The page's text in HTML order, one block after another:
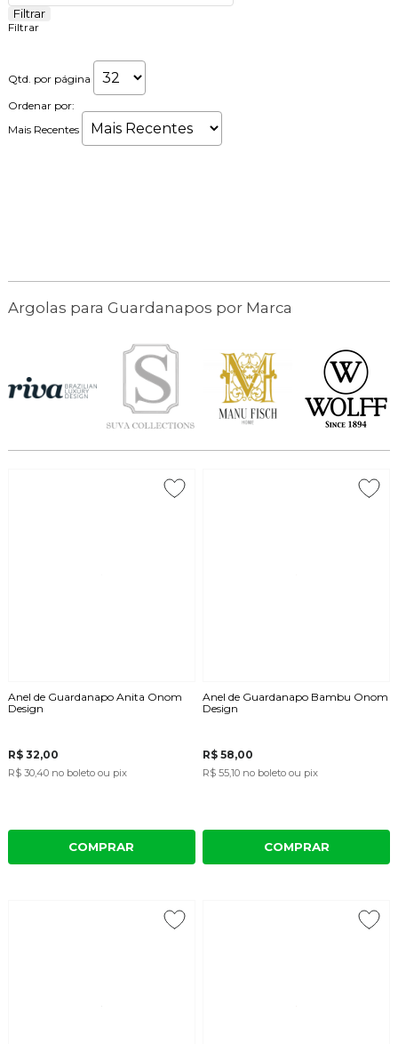
Filtrar
Filtrar
Qtd. por página
Ordenar por:
Mais Recentes
Argolas para Guardanapos por Marca
Anel de Guardanapo Anita Onom
Design
R$ 32,00
R$ 30,40 no boleto ou pix
COMPRAR
Anel de Guardanapo Bambu Onom
Design
R$ 58,00
R$ 55,10 no boleto ou pix
COMPRAR